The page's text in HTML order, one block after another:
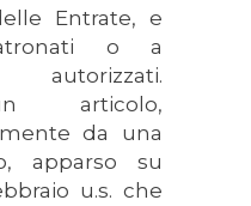
Entrate, e
o a
articolo,
da una
apparso su
u.s. che